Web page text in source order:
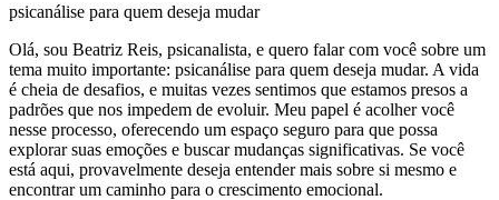
psicanálise para quem deseja mudar
Olá, sou Beatriz Reis, psicanalista, e quero falar com você sobre um
tema muito importante: psicanálise para quem deseja mudar. A vida
é cheia de desafios, e muitas vezes sentimos que estamos presos a
padrões que nos impedem de evoluir. Meu papel é acolher você
nesse processo, oferecendo um espaço seguro para que possa
explorar suas emoções e buscar mudanças significativas. Se você
está aqui, provavelmente deseja entender mais sobre si mesmo e
encontrar um caminho para o crescimento emocional.